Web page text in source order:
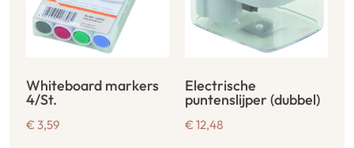
Whiteboard markers
4/St.
€ 3,59
Electrische
puntenslijper (dubbel)
€ 12,48